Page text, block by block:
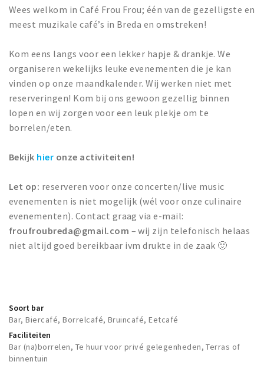
Uitjes & activiteiten
Toeristische routes
Natuurgebieden
Baroniepoorten
Sport
Privacy
Wees welkom in Café Frou Frou; één van de gezelligste en
meest muzikale café’s in Breda en omstreken!
Kom eens langs voor een lekker hapje & drankje. We
organiseren wekelijks leuke evenementen die je kan
vinden op onze maandkalender. Wij werken niet met
reserveringen! Kom bij ons gewoon gezellig binnen
lopen en wij zorgen voor een leuk plekje om te
borrelen/eten.
Bekijk hier onze activiteiten!
Let op: reserveren voor onze concerten/live music
evenementen is niet mogelijk (wél voor onze culinaire
evenementen). Contact graag via e-mail:
froufroubreda@gmail.com – wij zijn telefonisch helaas
niet altijd goed bereikbaar ivm drukte in de zaak 🙂
Soort bar
Bar, Biercafé, Borrelcafé, Bruincafé, Eetcafé
Faciliteiten
Bar (na)borrelen, Te huur voor privé gelegenheden, Terras of
binnentuin